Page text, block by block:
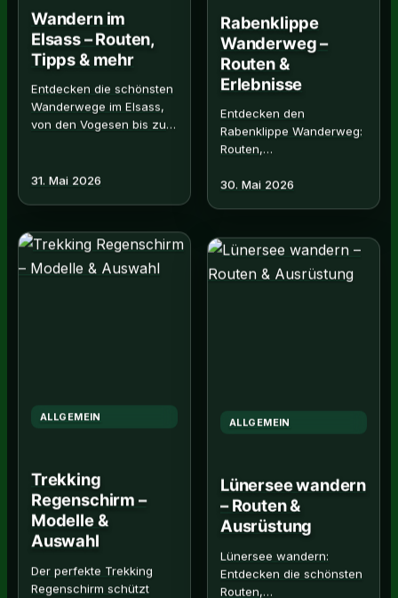
Wandern im
Elsass – Routen,
Tipps & mehr
Entdecken die schönsten
Wanderwege im Elsass,
von den Vogesen bis zur
Weinstraße. Hier finden
31. Mai 2026
Rabenklippe
Wanderweg –
Routen &
Erlebnisse
Rabenklippe Wanderweg:
Routen,
Sehenswürdigkeiten und
unvergessliches
Naturerlebnis. Jetzt. Read
Regenschirm –
Modelle &
Auswahl
Regenschirm schützt
zuverlässig vor Wind und
– Routen &
Ausrüstung
Lünersee wandern:
Entdecken die schönsten
Routen,
Schwierigkeitsgrade und